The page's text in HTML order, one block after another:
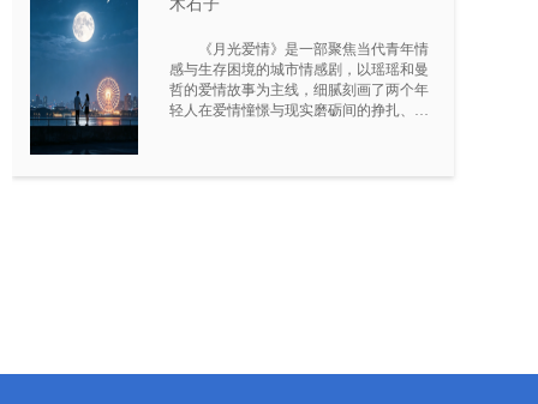
木石子
《月光爱情》是一部聚焦当代青年情
感与生存困境的城市情感剧，以瑶瑶和曼
哲的爱情故事为主线，细腻刻画了两个年
轻人在爱情憧憬与现实磨砺间的挣扎、迷
奈放手。这段始于浪漫、终于遗憾的爱